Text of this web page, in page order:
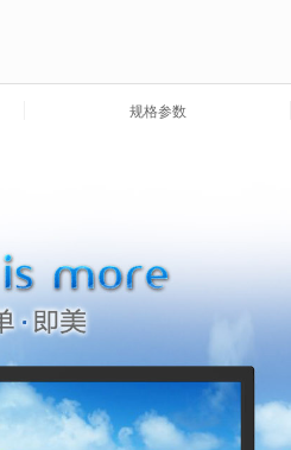
规格参数